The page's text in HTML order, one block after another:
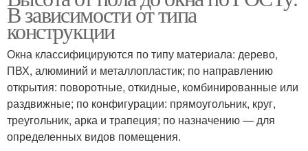
В зависимости от типа
конструкции
Окна классифицируются по типу материала: дерево,
ПВХ, алюминий и металлопластик; по направлению
открытия: поворотные, откидные, комбинированные или
раздвижные; по конфигурации: прямоугольник, круг,
треугольник, арка и трапеция; по назначению — для
определенных видов помещения.